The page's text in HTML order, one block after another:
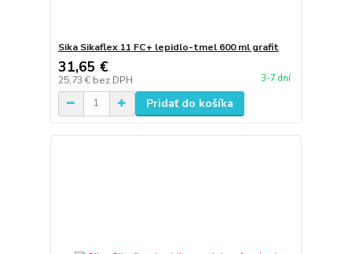
Sika Sikaflex 11 FC+ lepidlo-tmel 600 ml grafit
31,65 €
25,73 € bez DPH 3-7 dní
Pridať do košíka